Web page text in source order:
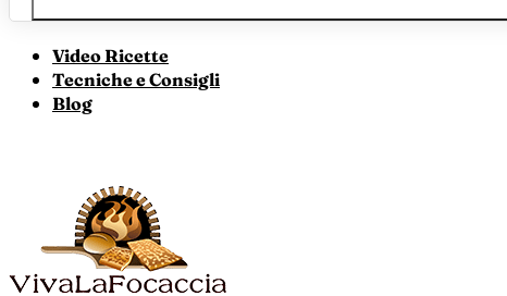
Video Ricette
Tecniche e Consigli
Blog